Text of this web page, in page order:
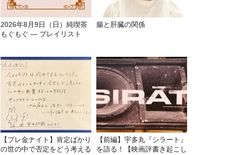
2026年8月9日（日）純喫茶
もぐもぐ ― プレイリスト
腸と肝臓の関係
【プレ金ナイト】肯定ばかり
の世の中で否定をどう考える
【前編】宇多丸『シラート』
を語る！【映画評書き起こし